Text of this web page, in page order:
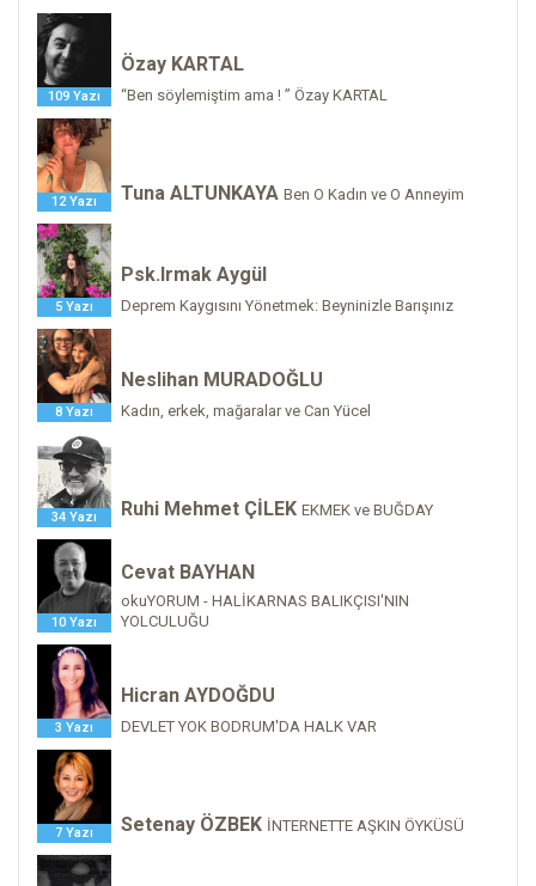
109 Yazı
Özay KARTAL
“Ben söylemiştim ama ! ” Özay KARTAL
12 Yazı Tuna ALTUNKAYA Ben O Kadın ve O Anneyim
5 Yazı
Psk.Irmak Aygül
Deprem Kaygısını Yönetmek: Beyninizle Barışınız
8 Yazı
Neslihan MURADOĞLU
Kadın, erkek, mağaralar ve Can Yücel
34 Yazı Ruhi Mehmet ÇİLEK EKMEK ve BUĞDAY
10 Yazı
Cevat BAYHAN
okuYORUM - HALİKARNAS BALIKÇISI'NIN
YOLCULUĞU
3 Yazı
Hicran AYDOĞDU
DEVLET YOK BODRUM'DA HALK VAR
7 Yazı Setenay ÖZBEK İNTERNETTE AŞKIN ÖYKÜSÜ